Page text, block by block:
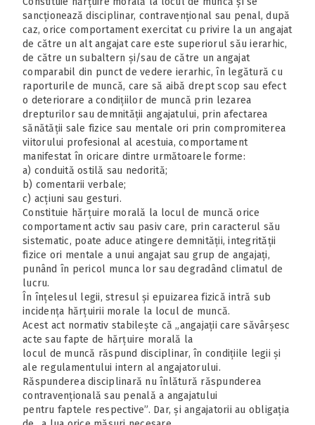
sancționează disciplinar, contravențional sau penal, după
caz, orice comportament exercitat cu privire la un angajat
de către un alt angajat care este superiorul său ierarhic,
de către un subaltern și/sau de către un angajat
comparabil din punct de vedere ierarhic, în legătură cu
raporturile de muncă, care să aibă drept scop sau efect
o deteriorare a condițiilor de muncă prin lezarea
drepturilor sau demnității angajatului, prin afectarea
sănătății sale fizice sau mentale ori prin compromiterea
viitorului profesional al acestuia, comportament
manifestat în oricare dintre următoarele forme:
a) conduită ostilă sau nedorită;
b) comentarii verbale;
c) acțiuni sau gesturi.
Constituie hărțuire morală la locul de muncă orice
comportament activ sau pasiv care, prin caracterul său
sistematic, poate aduce atingere demnității, integrității
fizice ori mentale a unui angajat sau grup de angajați,
punând în pericol munca lor sau degradând climatul de
lucru.
În înțelesul legii, stresul și epuizarea fizică intră sub
incidența hărțuirii morale la locul de muncă.
Acest act normativ stabilește că „angajații care săvârșesc
acte sau fapte de hărțuire morală la
locul de muncă răspund disciplinar, în condițiile legii și
ale regulamentului intern al angajatorului.
Răspunderea disciplinară nu înlătură răspunderea
contravențională sau penală a angajatului
pentru faptele respective”. Dar, și angajatorii au obligația